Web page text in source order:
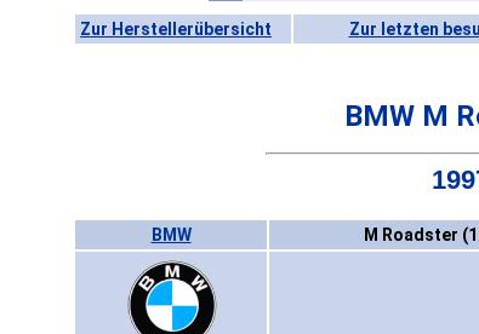
Zur Herstellerübersicht Zur letzten
BMW M
BMW M Roadster